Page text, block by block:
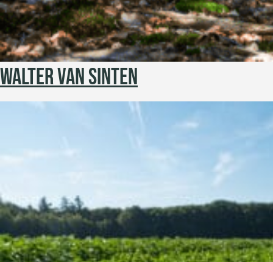
WALTER VAN SINTEN